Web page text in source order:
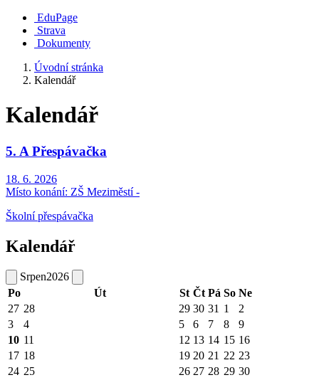
EduPage
Strava
Dokumenty
Úvodní stránka
Kalendář
Kalendář
5. A Přespávačka
18. 6. 2026
Místo konání: ZŠ Meziměstí -
Školní přespávačka
Kalendář
Srpen2026
Po
Út St Čt Pá So Ne
27 28 29 30 31 1
2
3
4 5 6 7 8
9
10 11 12 13 14 15 16
17 18 19 20 21 22 23
24 25 26 27 28 29 30